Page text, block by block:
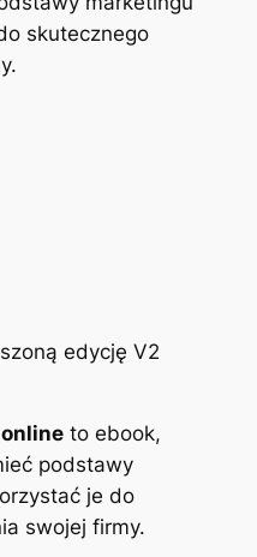
skutecznego
edycję V2
to ebook,
podstawy
je do
swojej firmy.